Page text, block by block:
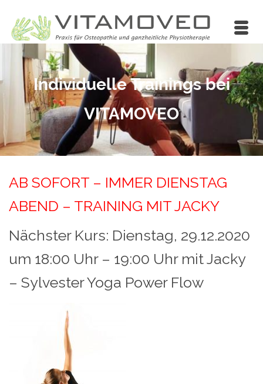
Individuelle Trainings bei
VITAMOVEO
AB SOFORT – IMMER DIENSTAG
ABEND – TRAINING MIT JACKY
Nächster Kurs: Dienstag, 29.12.2020
um 18:00 Uhr – 19:00 Uhr mit Jacky
– Sylvester Yoga Power Flow